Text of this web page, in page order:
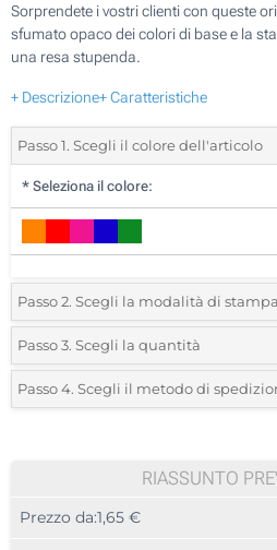
Sorprendete i vostri clienti con queste
sfumato opaco dei colori di base e la
una resa stupenda.
+ Descrizione+ Caratteristiche
Passo 1. Scegli il colore dell'articolo
* Seleziona il colore:
Passo 2. Scegli la modalità di stampa
*Seleziona la posizione di stampa e il
Sublimazione, full color (Stampa
Passo 3. Scegli la quantità
*Quantità desiderata:
120
Passo 4. Scegli il metodo di
RIASSUNTO
Prezzo da:1,65 €